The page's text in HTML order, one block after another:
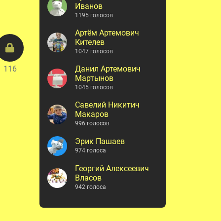
116
Иванов
1195 голосов
Артём Артемович
Кителев
1047 голосов
Данил Артемович
Мартынов
1045 голосов
Савелий Никитич
Макаров
996 голосов
Эрик Пашаев
974 голоса
Георгий Алексеевич
Власов
942 голоса